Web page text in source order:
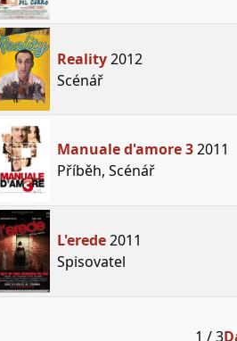
Reality2012
Scénář
Manuale d'amore 32011
Příběh, Scénář
L'erede2011
Spisovatel
1 / 3